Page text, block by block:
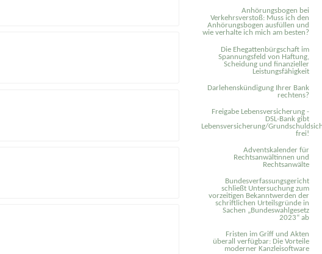
Anhörungsbogen bei
Verkehrsverstoß: Muss ich den
Anhörungsbogen ausfüllen und
wie verhalte ich mich am besten?
Die Ehegattenbürgschaft im
Spannungsfeld von Haftung,
Scheidung und finanzieller
Leistungsfähigkeit
Darlehenskündigung Ihrer Bank
rechtens?
Freigabe Lebensversicherung -
DSL-Bank gibt
Lebensversicherung/
frei!
Adventskalender für
Rechtsanwältinnen und
Rechtsanwälte
Bundesverfassungsgericht
schließt Untersuchung zum
vorzeitigen Bekanntwerden der
schriftlichen Urteilsgründe in
Sachen „Bundeswahlgesetz
2023“ ab
Fristen im Griff und Akten
überall verfügbar: Die Vorteile
moderner Kanzleisoftware